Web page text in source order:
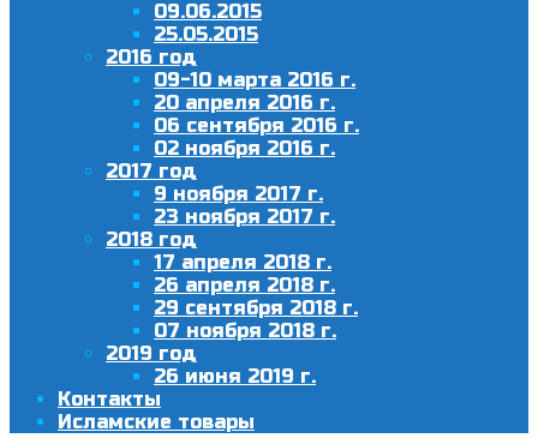
09.06.2015
25.05.2015
2016 год
09-10 марта 2016 г.
20 апреля 2016 г.
06 сентября 2016 г.
02 ноября 2016 г.
2017 год
9 ноября 2017 г.
23 ноября 2017 г.
2018 год
17 апреля 2018 г.
26 апреля 2018 г.
29 сентября 2018 г.
07 ноября 2018 г.
2019 год
26 июня 2019 г.
Контакты
Исламские товары